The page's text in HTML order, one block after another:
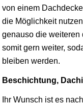
von einem
die Möglichkeit
genauso die weiteren
somit gern weiter,
bleiben werden.
Beschichtung,
Ihr Wunsch ist es